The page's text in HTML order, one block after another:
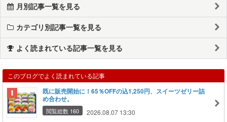
月別記事一覧を見る
カテゴリ別記事一覧を見る
よく読まれている記事一覧を見る
このブログでよく読まれている記事
既に販売開始に！65％OFFの込1,250円、スイーツゼリー詰
め合わせ。
閲覧総数 160 2026.08.07 13:30